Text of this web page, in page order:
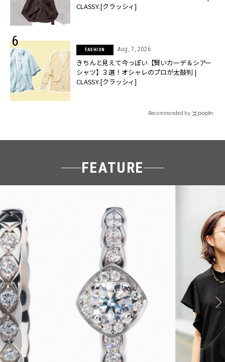
CLASSY.[クラッシィ]
FASHION Aug, 7, 2026
きちんと見えて今っぽい【賢いカーデ＆シアー
シャツ】３選！オシャレのプロが太鼓判 |
CLASSY.[クラッシィ]
Recommended by
FEATURE